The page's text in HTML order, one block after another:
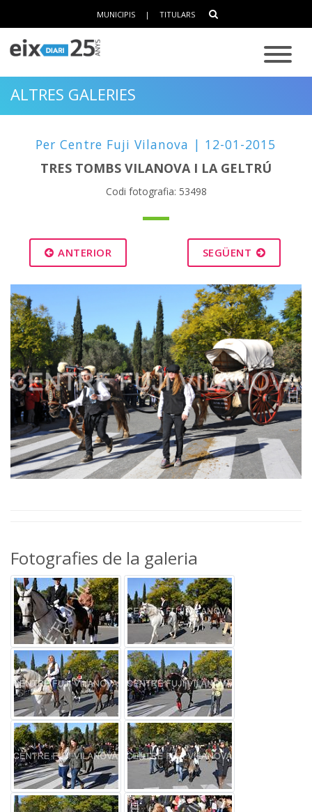
MUNICIPIS | TITULARS
ALTRES GALERIES
Per Centre Fuji Vilanova | 12-01-2015
TRES TOMBS VILANOVA I LA GELTRÚ
Codi fotografia: 53498
ANTERIOR SEGÜENT
Fotografies de la galeria